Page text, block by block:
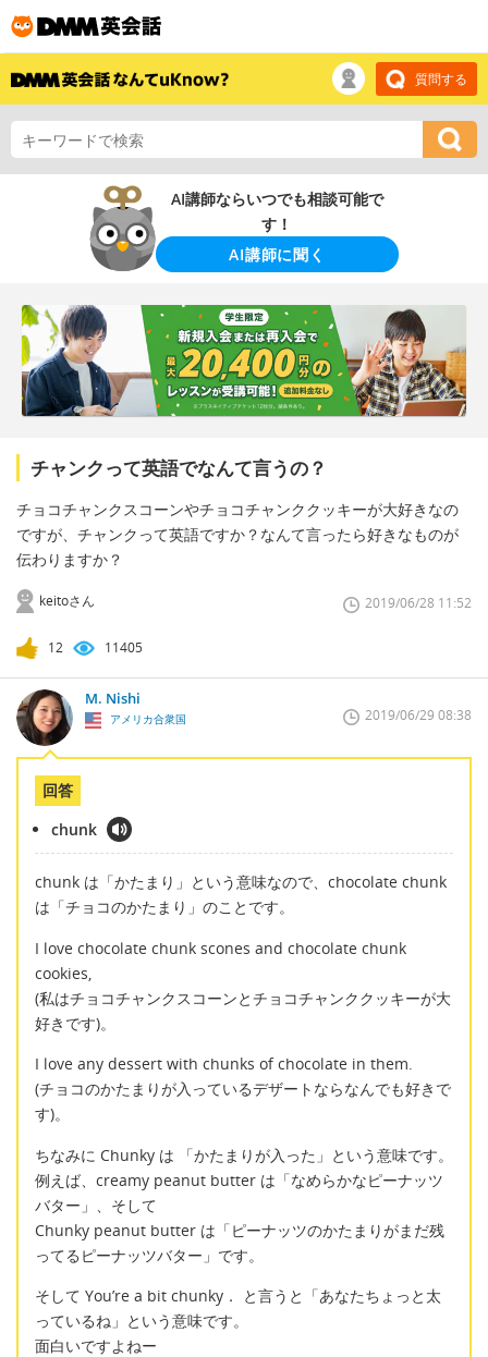
質問する
AI講師ならいつでも相談可能で
す！
AI講師に聞く
チャンクって英語でなんて言うの？
チョコチャンクスコーンやチョコチャンククッキーが大好きなの
ですが、チャンクって英語ですか？なんて言ったら好きなものが
伝わりますか？
keitoさん 2019/06/28 11:52
12 11405
M. Nishi
アメリカ合衆国 2019/06/29 08:38
回答
chunk
chunk は「かたまり」という意味なので、chocolate chunk
は「チョコのかたまり」のことです。
I love chocolate chunk scones and chocolate chunk
cookies,
(私はチョコチャンクスコーンとチョコチャンククッキーが大
好きです)。
I love any dessert with chunks of chocolate in them.
(チョコのかたまりが入っているデザートならなんでも好きで
す)。
ちなみに Chunky は 「かたまりが入った」という意味です。
例えば、creamy peanut butter は「なめらかなピーナッツ
バター」、そして
Chunky peanut butter は「ピーナッツのかたまりがまだ残
ってるピーナッツバター」です。
そして You’re a bit chunky． と言うと「あなたちょっと太
っているね」という意味です。
面白いですよねー